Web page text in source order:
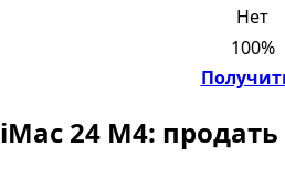
Нет
100%
iMac 24 M4: